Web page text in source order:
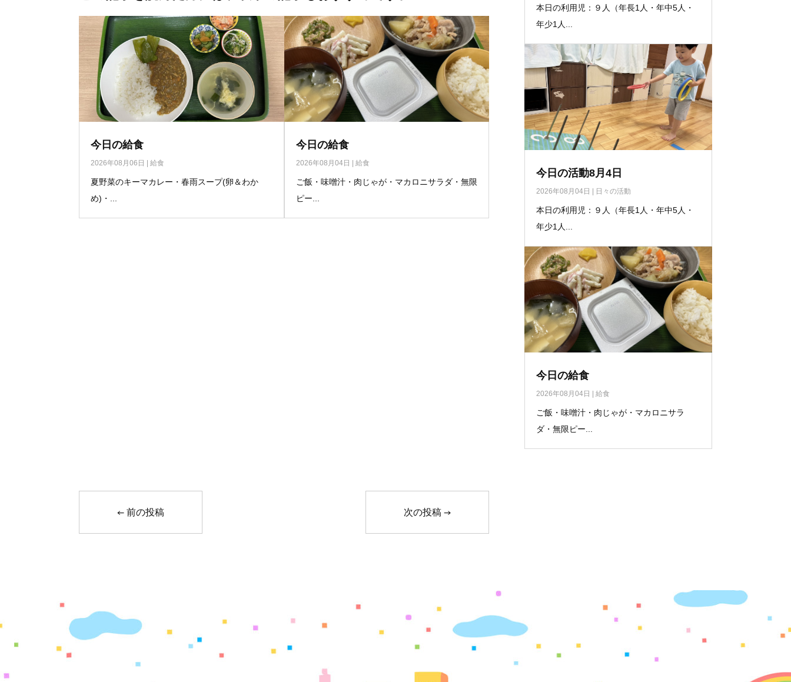
今日の給食
2026年08月06日 |給食
夏野菜のキーマカレー・春雨スープ(卵＆わか
め)・...
今日の給食
2026年08月04日 給食
ご飯・味噌汁・肉じゃが・マカロニサラダ・無限
ピー...
本日の利用児：９人（年長1人・年中5人・
年少1人...
今日の活動8月4日
2026年08月04日 日々の活動
本日の利用児：９人（年長1人・年中5人・
年少1人...
今日の給食
2026年08月04日 給食
ご飯・味噌汁・肉じゃが・マカロニサラ
ダ・無限ピー...
←前の投稿 次の投稿→